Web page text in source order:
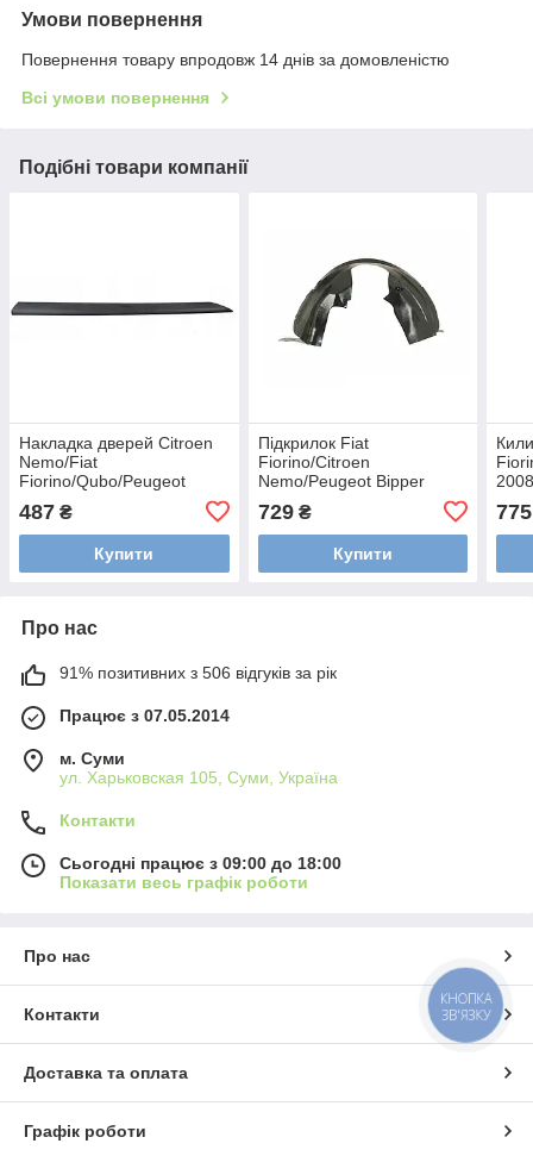
Умови повернення
Повернення товару впродовж 14 днів за домовленістю
Всі умови повернення
Подібні товари компанії
Накладка дверей Citroen
Nemo/Fiat
Fiorino/Qubo/Peugeot
передня, права, AVTM,
182611122
487 ₴
Купити
Підкрилок Fiat
Fiorino/Citroen
Nemo/Peugeot Bipper
2008-2017 передній лівий
AVTM 442053387
729₴
Купити
775
Про нас
91% позитивних з 506 відгуків за рік
Працює з 07.05.2014
м. Суми
ул. Харьковская 105, Суми, Україна
Контакти
Сьогодні працює з 09:00 до 18:00
Показати весь графік роботи
Про нас
Контакти
Доставка та оплата
Графік роботи
КНОПКА
ЗВ'ЯЗКУ